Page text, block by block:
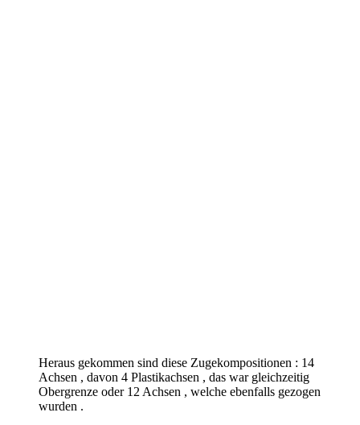
Heraus gekommen sind diese Zugekompositionen : 14
Achsen , davon 4 Plastikachsen , das war gleichzeitig
Obergrenze oder 12 Achsen , welche ebenfalls gezogen
wurden .